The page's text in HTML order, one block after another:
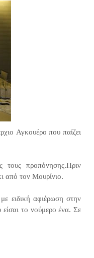
Αγκουέρο που παίζει
τους προπόνησης.Πριν
από τον Μουρίνιο.
ειδική αφιέρωση στην
το νούμερο ένα. Σε